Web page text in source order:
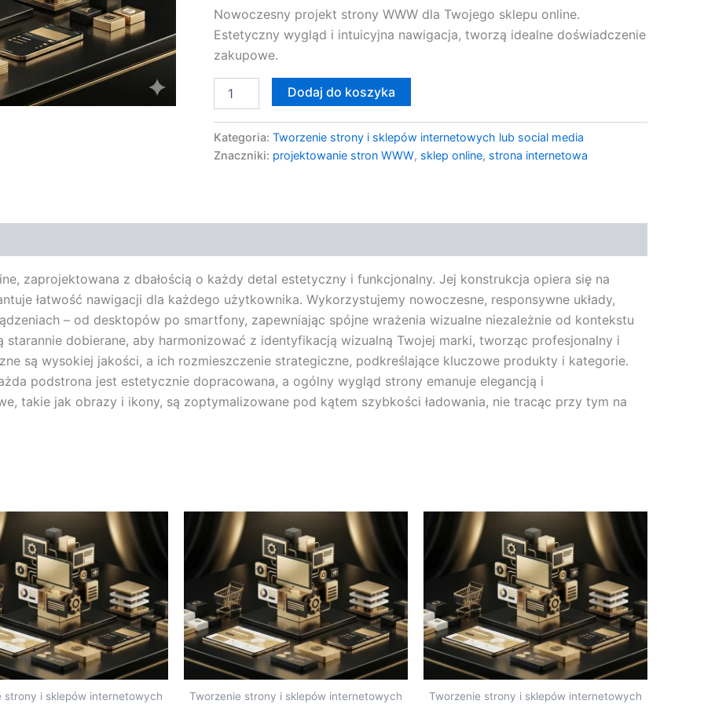
Nowoczesny projekt strony WWW dla Twojego sklepu online.
Estetyczny wygląd i intuicyjna nawigacja, tworzą idealne doświadczenie
zakupowe.
Online
Dodaj do koszyka
Kategoria: Tworzenie strony i sklepów internetowych lub social media
Znaczniki: projektowanie stron WWW, sklep online, strona internetowa
zaprojektowana z dbałością o każdy detal estetyczny i funkcjonalny. Jej konstrukcja opiera się na
łatwość nawigacji dla każdego użytkownika. Wykorzystujemy nowoczesne, responsywne układy,
– od desktopów po smartfony, zapewniając spójne wrażenia wizualne niezależnie od kontekstu
dobierane, aby harmonizować z identyfikacją wizualną Twojej marki, tworząc profesjonalny i
są wysokiej jakości, a ich rozmieszczenie strategiczne, podkreślające kluczowe produkty i kategorie.
podstrona jest estetycznie dopracowana, a ogólny wygląd strony emanuje elegancją i
takie jak obrazy i ikony, są zoptymalizowane pod kątem szybkości ładowania, nie tracąc przy tym na
strony i sklepów internetowych
Tworzenie strony i sklepów internetowych
Tworzenie strony i sklepów internetowych